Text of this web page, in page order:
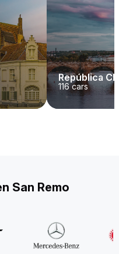
República
116cars
San Remo